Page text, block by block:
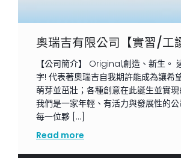
奧瑞吉有限公司【實習/工
【公司簡介】 Original,創造、新生。
字! 代表著奧瑞吉自我期許能成為讓希
萌芽並茁壯；各種創意在此誕生並實
我們是一家年輕、有活力與發展性的
每一位夥 […]
Read more